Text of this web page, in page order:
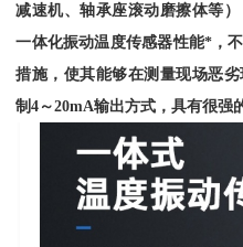
减速机、轴承座滚动磨擦体等
一体化振动温度传感器性能*，
措施，使其能够在测量现场恶
制4～20mA输出方式，具有很强